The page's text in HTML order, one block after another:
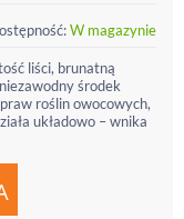
W magazynie
liści, brunatną
środek
roślin owocowych,
układowo – wnika